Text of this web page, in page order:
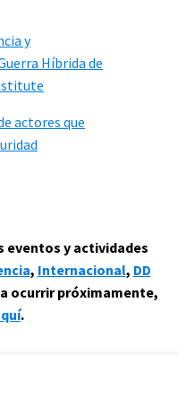
y
Híbrida de
actores que
eventos y actividades
, Internacional, DD
ocurrir próximamente,
.